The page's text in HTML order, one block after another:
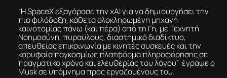
“Η SpaceX εξαγόρασε την xAI για να δημιουργήσει την
πιο φιλόδοξη, κάθετα ολοκληρωμένη μηχανή
καινοτομίας πάνω (και πέρα) από τη Γη, με Τεχνητή
Νοημοσύνη, πυραύλους, διαστημικό διαδίκτυο,
απευθείας επικοινωνία με κινητές συσκευές και την
κορυφαία παγκοσμίως πλατφόρμα πληροφόρησης σε
πραγματικό χρόνο και ελευθερίας του λόγου” έγραψε ο
Musk σε υπόμνημα προς εργαζομένους του.